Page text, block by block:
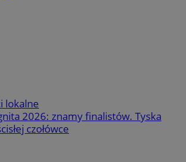
lokalne
2026: znamy finalistów. Tyska
czołówce